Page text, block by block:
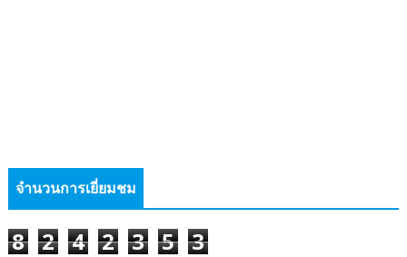
จำนวนการเยี่ยมชม
8 2 4 2 3 5 3